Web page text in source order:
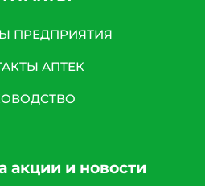
ПРЕДПРИЯТИЯ
АПТЕК
акции и новости